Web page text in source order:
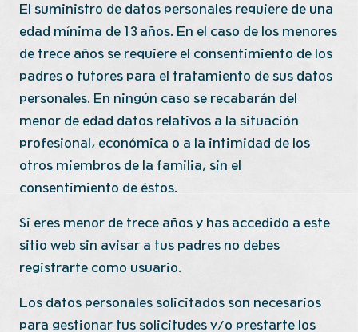
El suministro de datos personales requiere de una
edad mínima de 13 años. En el caso de los menores
de trece años se requiere el consentimiento de los
padres o tutores para el tratamiento de sus datos
personales. En ningún caso se recabarán del
menor de edad datos relativos a la situación
profesional, económica o a la intimidad de los
otros miembros de la familia, sin el
consentimiento de éstos.
Si eres menor de trece años y has accedido a este
sitio web sin avisar a tus padres no debes
registrarte como usuario.
Los datos personales solicitados son necesarios
para gestionar tus solicitudes y/o prestarte los